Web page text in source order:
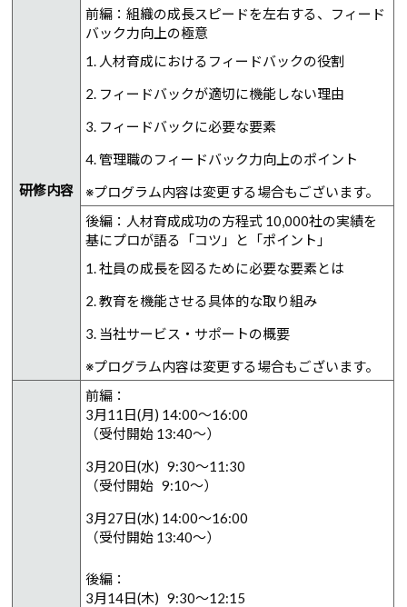
研修内容
前編：組織の成長スピードを左右する、フィード
バック力向上の極意
1. 人材育成におけるフィードバックの役割
2. フィードバックが適切に機能しない理由
3. フィードバックに必要な要素
4. 管理職のフィードバック力向上のポイント
※プログラム内容は変更する場合もございます。
後編：人材育成成功の方程式 10,000社の実績を
基にプロが語る「コツ」と「ポイント」
1. 社員の成長を図るために必要な要素とは
2. 教育を機能させる具体的な取り組み
3. 当社サービス・サポートの概要
※プログラム内容は変更する場合もございます。
前編：
3月11日(月) 14:00～16:00
（受付開始 13:40～）
3月20日(水) 9:30～11:30
（受付開始 9:10～）
3月27日(水) 14:00～16:00
（受付開始 13:40～）
後編：
3月14日(木) 9:30～12:15